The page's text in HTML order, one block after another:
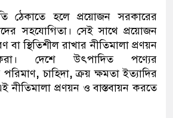
ঠেকাতে হলে প্রয়োজন সরকারের
সহযোগিতা। সেই সাথে প্রয়োজন
বা স্থিতিশীল রাখার নীতিমালা প্রণয়ন
দেশে উৎপাদিত পণ্যের
,চাহিদা,ক্রয় ক্ষমতা ইত্যাদির
নীতিমালা প্রণয়ন ও বাস্তবায়ন করতে